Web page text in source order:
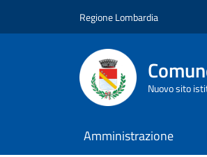
Regione Lombardia
Nuovo sito
Amministrazione